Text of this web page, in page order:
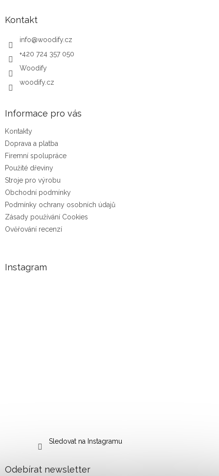
Kontakt
info@woodify.cz
+420 724 357 050
Woodify
woodify.cz
Informace pro vás
Kontakty
Doprava a platba
Firemní spolupráce
Použité dřeviny
Stroje pro výrobu
Obchodní podmínky
Podmínky ochrany osobních údajů
Zásady používání Cookies
Ověřování recenzí
Instagram
Sledovat na Instagramu
Odebírat newsletter